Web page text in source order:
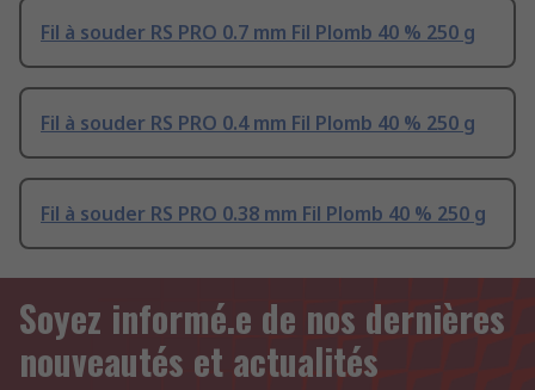
Fil à souder RS PRO 0.7 mm Fil Plomb 40 % 250 g
Fil à souder RS PRO 0.4 mm Fil Plomb 40 % 250 g
Fil à souder RS PRO 0.38 mm Fil Plomb 40 % 250 g
Soyez informé.e de nos dernières
nouveautés et actualités